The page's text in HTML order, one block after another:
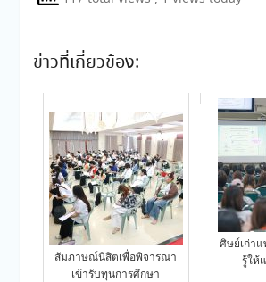
ข่าวที่เกี่ยวข้อง:
สัมภาษณ์นิสิตเพื่อพิจารณา
เข้ารับทุนการศึกษา
ศิษย์เก่า
รู้ให้